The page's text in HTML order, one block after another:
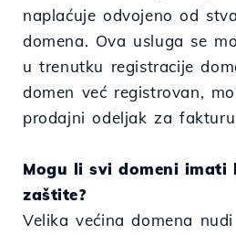
naplaćuje odvojeno od
domena. Ova usluga se
u trenutku registracije
domen već registrovan,
prodajni odeljak za
Mogu li svi domeni imati
zaštite?
Velika većina domena